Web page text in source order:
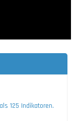
125 Indikatoren.